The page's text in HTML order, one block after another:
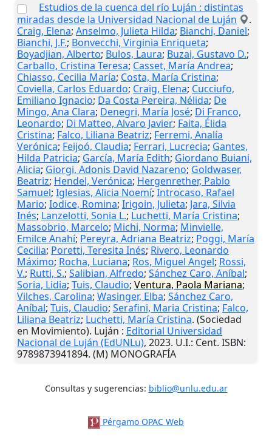
Estudios de la cuenca del río Luján : distintas
miradas desde la Universidad Nacional de Luján
.
Craig, Elena; Anselmo, Julieta Hilda; Bianchi, Daniel;
Bianchi, J.F.; Bonvecchi, Virginia Enriqueta;
Boyadjian, Alberto; Bulos, Laura; Buzai, Gustavo D.;
Carballo, Cristina Teresa; Casset, María Andrea;
Chiasso, Cecilia María; Costa, María Cristina;
Coviella, Carlos Eduardo; Craig, Elena; Cucciufo,
Emiliano Ignacio; Da Costa Pereira, Nélida; De
Mingo, Ana Clara; Denegri, María José; Di Franco,
Leonardo; Di Matteo, Alvaro Javier; Faita, Élida
Cristina; Falco, Liliana Beatriz; Ferremi, Analía
Verónica; Feijoó, Claudia; Ferrari, Lucrecia; Gantes,
Hilda Patricia; García, María Edith; Giordano Buiani,
Alicia; Giorgi, Adonis David Nazareno; Goldwaser,
Beatriz; Hendel, Verónica; Hergenrether, Pablo
Samuel; Iglesias, Alicia Noemí; Introcaso, Rafael
Mario; Iodice, Romina; Irigoin, Julieta; Jara, Silvia
Inés; Lanzelotti, Sonia L.; Luchetti, María Cristina;
Massobrio, Marcelo; Michi, Norma; Minvielle,
Emilce Anahí; Pereyra, Adriana Beatriz; Poggi, María
Cecilia; Poretti, Teresita Inés; Rivero, Leonardo
Máximo; Rocha, Luciana; Ros, Miguel Angel; Rossi,
V.; Rutti, S.; Salibian, Alfredo; Sánchez Caro, Aníbal;
Soria, Lidia; Tuis, Claudio; Ventura, Paola Mariana;
Vilches, Carolina; Wasinger, Elba; Sánchez Caro,
Aníbal; Tuis, Claudio; Serafini, Maria Cristina; Falco,
Liliana Beatriz; Luchetti, María Cristina. (Sociedad
en Movimiento). Luján : Editorial Universidad
Nacional de Luján (EdUNLu), 2023. U.I.: Cent. ISBN:
9789873941894. (M) MONOGRAFÍA
Consultas y sugerencias: biblio@unlu.edu.ar
Pérgamo OPAC Web